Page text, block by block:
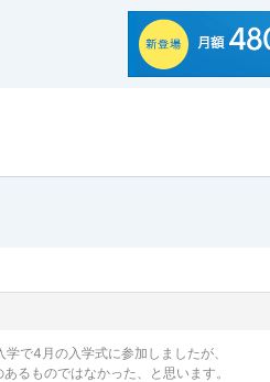
学で4月の入学式に参加しましたが、
るものではなかった、と思います。